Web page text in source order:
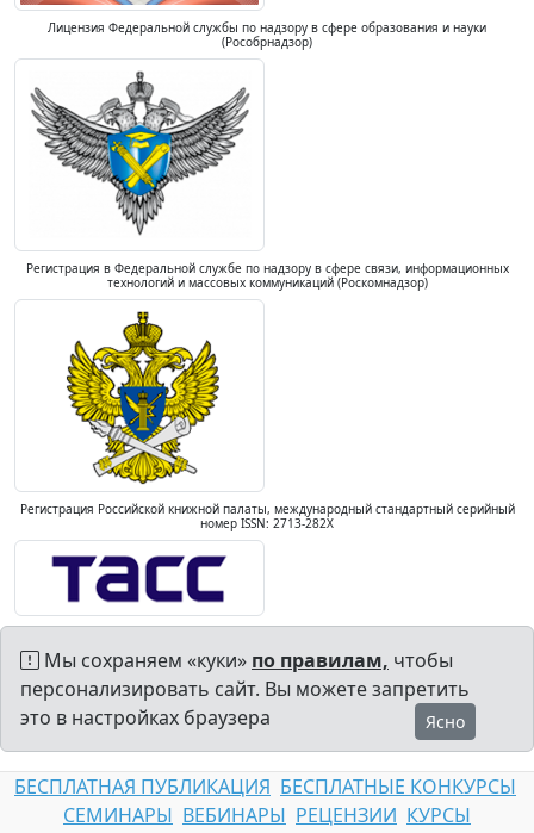
Лицензия Федеральной службы по надзору в сфере образования и науки
(Рособрнадзор)
Регистрация в Федеральной службе по надзору в сфере связи, информационных
технологий и массовых коммуникаций (Роскомнадзор)
Регистрация Российской книжной палаты, международный стандартный серийный
номер ISSN: 2713-282X
Мы сохраняем «куки» по правилам, чтобы
персонализировать сайт. Вы можете запретить
это в настройках браузера
Ясно
БЕСПЛАТНАЯ ПУБЛИКАЦИЯ БЕСПЛАТНЫЕ КОНКУРСЫ
СЕМИНАРЫ ВЕБИНАРЫ РЕЦЕНЗИИ КУРСЫ